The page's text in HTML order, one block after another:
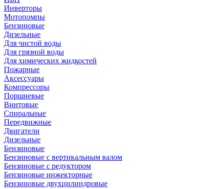
Инверторы
Мотопомпы
Бензиновые
Дизельные
Для чистой воды
Для грязной воды
Для химических жидкостей
Пожарные
Аксессуары
Компрессоры
Поршневые
Винтовые
Спиральные
Передвижные
Двигатели
Дизельные
Бензиновые
Бензиновые с вертикальным валом
Бензиновые с редуктором
Бензиновые инжекторные
Бензиновые двухцилиндровые